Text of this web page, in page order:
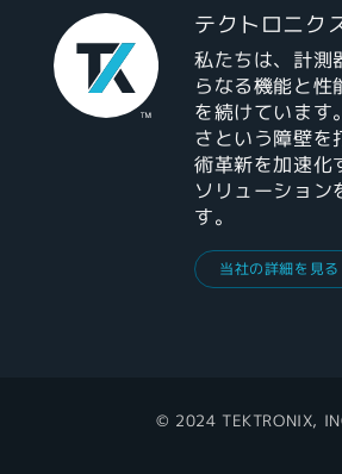
テクトロニク
私たちは、計測
らなる機能と性
を続けています
さという障壁を
術革新を加速化
ソリューション
す。
当社の詳細を見る
© 2024 TEKTRONIX,